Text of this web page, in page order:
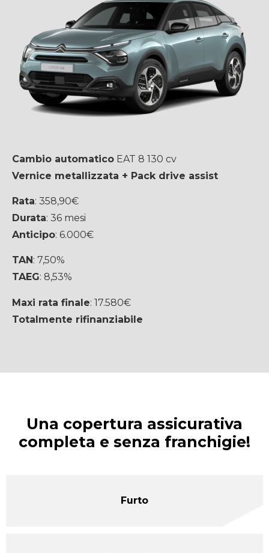
Cambio automatico EAT 8 130 cv
Vernice metallizzata + Pack drive assist
Rata: 358,90€
Durata: 36 mesi
Anticipo: 6.000€
TAN : 7,50%
TAEG: 8,53%
Maxi rata finale: 17.580€
Totalmente rifinanziabile
Una copertura assicurativa
completa e senza franchigie!
Furto